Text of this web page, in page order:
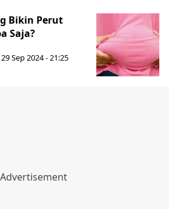
Bikin Perut
Saja?
Sep 2024 - 21:25